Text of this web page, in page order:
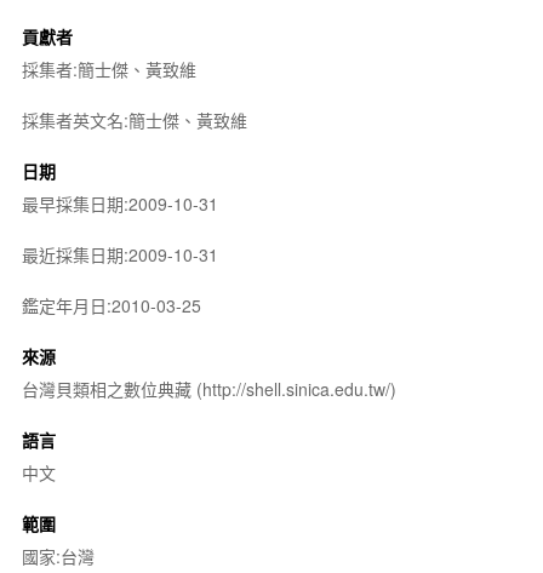
貢獻者
採集者:簡士傑、黃致維
採集者英文名:簡士傑、黃致維
日期
最早採集日期:2009-10-31
最近採集日期:2009-10-31
鑑定年月日:2010-03-25
來源
台灣貝類相之數位典藏 (http://shell.sinica.edu.tw/)
語言
中文
範圍
國家:台灣